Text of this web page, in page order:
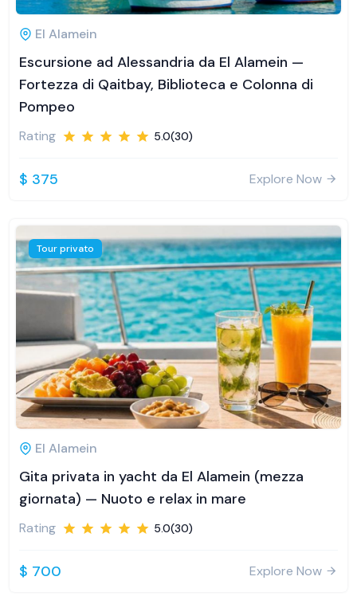
El Alamein
Escursione ad Alessandria da El Alamein —
Fortezza di Qaitbay, Biblioteca e Colonna di
Pompeo
Rating 5.0(30)
$ 375 Explore Now
Tour privato
El Alamein
Gita privata in yacht da El Alamein (mezza
giornata) — Nuoto e relax in mare
Rating 5.0(30)
$ 700 Explore Now